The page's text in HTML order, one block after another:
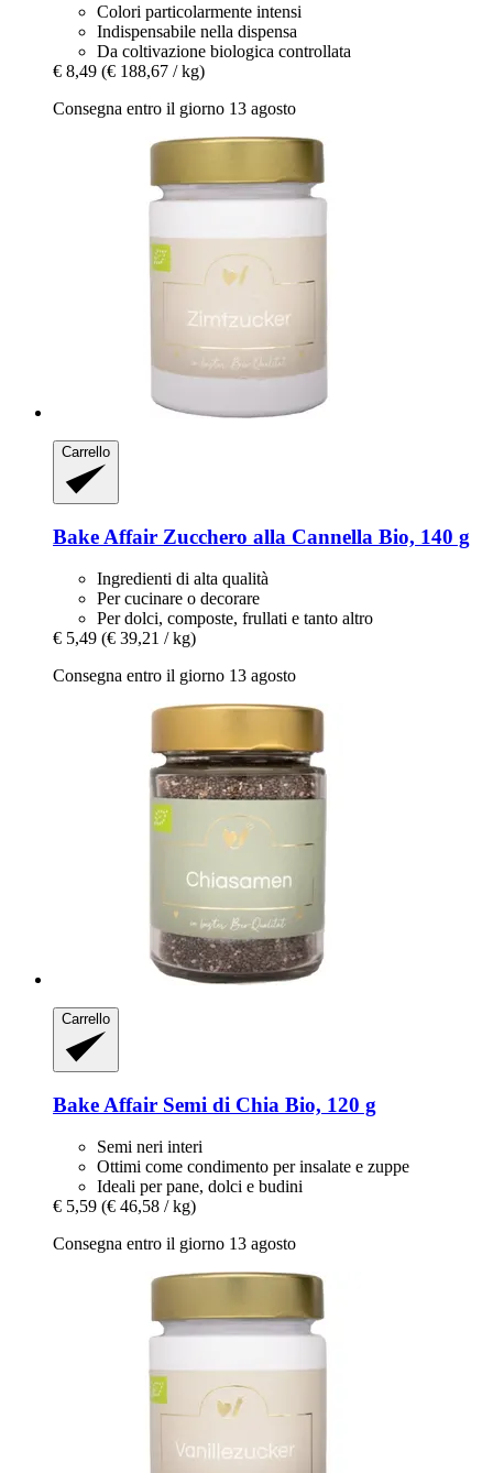
Colori particolarmente intensi
Indispensabile nella dispensa
Da coltivazione biologica controllata
€ 8,49 (€ 188,67 / kg)
Consegna entro il giorno 13 agosto
Carrello
Bake Affair Zucchero alla Cannella Bio, 140 g
Ingredienti di alta qualità
Per cucinare o decorare
Per dolci, composte, frullati e tanto altro
€ 5,49 (€ 39,21 / kg)
Consegna entro il giorno 13 agosto
Carrello
Bake Affair Semi di Chia Bio, 120 g
Semi neri interi
Ottimi come condimento per insalate e zuppe
Ideali per pane, dolci e budini
€ 5,59 (€ 46,58 / kg)
Consegna entro il giorno 13 agosto